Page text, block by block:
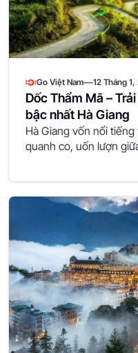
Go Việt Nam—12 Tháng
Dốc Thẩm Mã –
bậc nhất Hà Giang
Hà Giang vốn nổi
quanh co, uốn lượn